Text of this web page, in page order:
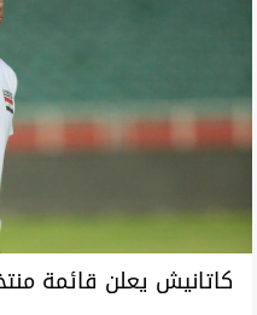
كاتانيش يعلن قائمة